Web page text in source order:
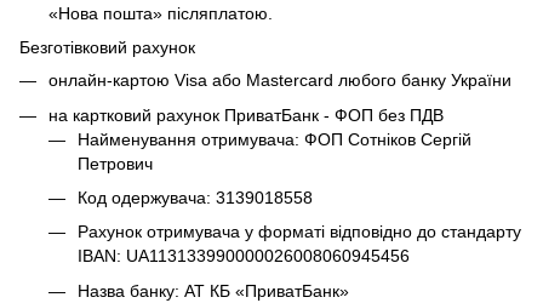
«Нова пошта» післяплатою.
Безготівковий рахунок
онлайн-картою Visa або Mastercard любого банку України
на картковий рахунок ПриватБанк - ФОП без ПДВ
Найменування отримувача: ФОП Сотніков Сергій
Петрович
Код одержувача: 3139018558
Рахунок отримувача у форматі відповідно до стандарту
IBAN: UA113133990000026008060945456
Назва банку: АТ КБ «ПриватБанк»